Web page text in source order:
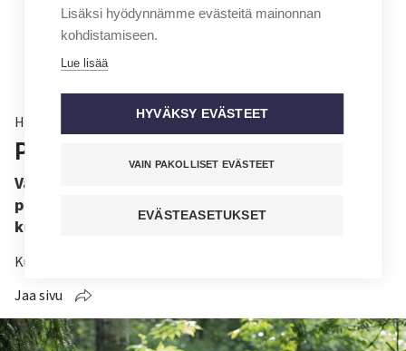
Hyvinvointi
Potilaan puoliso voi unohtua
Vakava sairastuminen vahvistaa tai horjuttaa
parisuhdetta. Hoitaja voi vaikuttaa siihen,
kumpaan suuntaan vaaka kallistuu.
Kuuntele juttu
Jaa sivu
Lisäksi hyödynnämme evästeitä mainonnan
kohdistamiseen.
Lue lisää
HYVÄKSY EVÄSTEET
VAIN PAKOLLISET EVÄSTEET
EVÄSTEASETUKSET